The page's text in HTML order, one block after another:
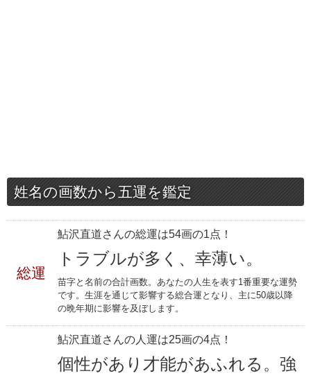
姓名の画数から五運を鑑定
総運
鮎沢直道さんの総運は54画の1点！
トラブルが多く、幸薄い。
苗字と名前の合計画数。あなたの人生を表す1番重要な運勢
です。生涯を通じて影響する総合運となり、主に50歳以降
の晩年期に影響を及ぼします。
鮎沢直道さんの人運は25画の4点！
個性があり才能があふれる。強